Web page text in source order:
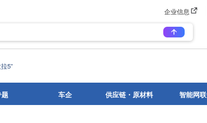
企业信息
5”
车企 供应链・原材料 智能网联